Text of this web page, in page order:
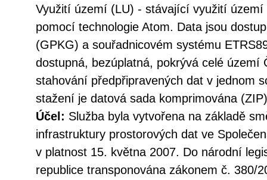
Využití území (LU) - stávající využití území
pomocí technologie Atom. Data jsou
(GPKG) a souřadnicovém systému
dostupná, bezúplatná, pokrývá celé území
stahování předpřipravených dat v jednom
stažení je datová sada komprimována
Účel: Služba byla vytvořena na základě
infrastruktury prostorových dat ve
v platnost 15. května 2007. Do národní
republice transponována zákonem č. 380/